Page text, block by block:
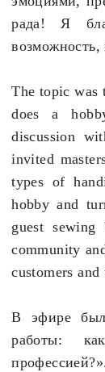
рада! Я
The topic was
does a
discussion
invited
types of
hobby and
guest
community
customers
В эфире
работы: